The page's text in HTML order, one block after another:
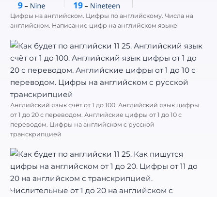
Цифры на английском. Цифры по английскому. Числа на
английском. Написание цифр на английском языке
Английский язык счёт от 1 до 100. Английский язык цифры
от 1 до 20 с переводом. Английские цифры от 1 до 10 с
переводом. Цифры на английском с русской
транскрипцией